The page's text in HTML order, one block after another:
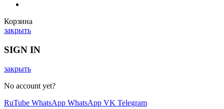
Корзина
закрыть
SIGN IN
закрыть
No account yet?
RuTube WhatsApp WhatsApp VK Telegram